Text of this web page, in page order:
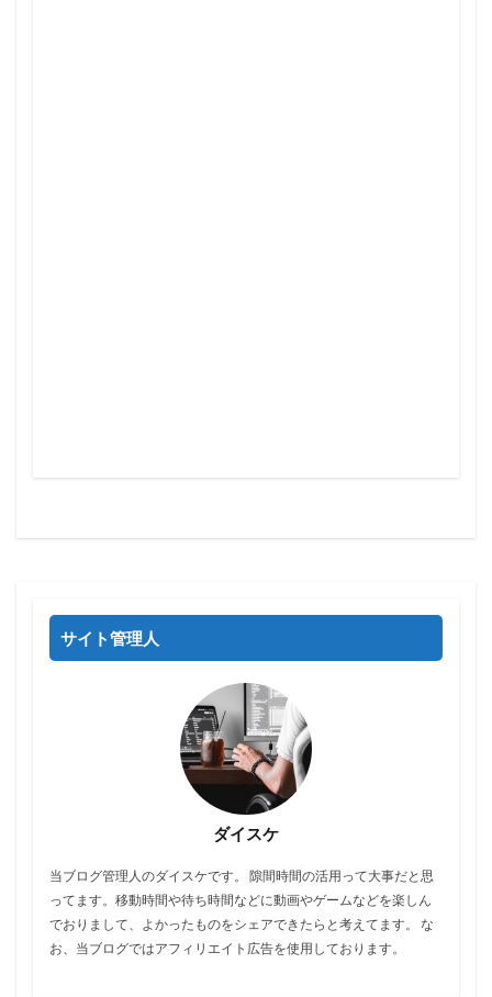
サイト管理人
ダイスケ
当ブログ管理人のダイスケです。 隙間時間の活用って大事だと思
ってます。移動時間や待ち時間などに動画やゲームなどを楽しん
でおりまして、よかったものをシェアできたらと考えてます。 な
お、当ブログではアフィリエイト広告を使用しております。